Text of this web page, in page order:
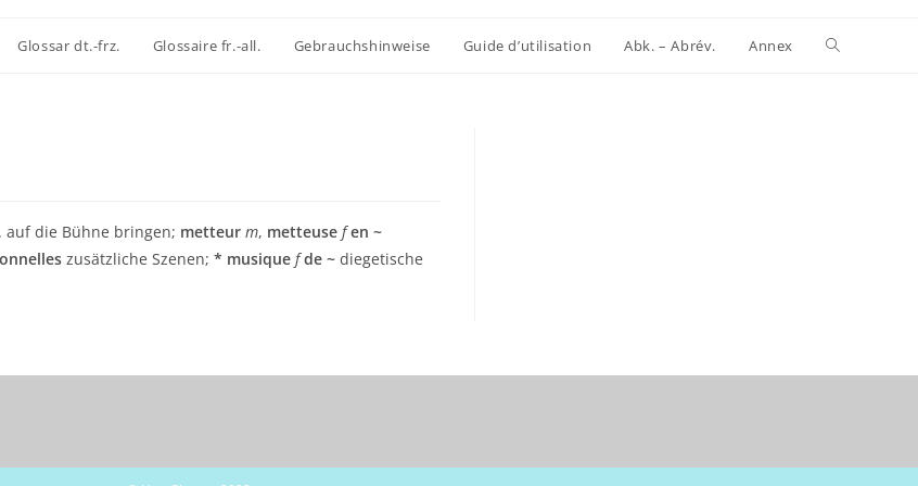
Glossar dt.-frz. Glossaire fr.-all. Gebrauchshinweise Guide d’utilisation Abk. – Abrév. Annex Website-
auf die Bühne bringen; metteur m, metteuse f en ~
zusätzliche Szenen; * musique fde ~ diegetische